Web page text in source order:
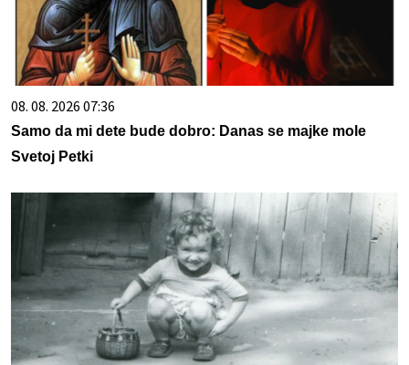
08. 08. 2026 07:36
Samo da mi dete bude dobro: Danas se majke mole
Svetoj Petki